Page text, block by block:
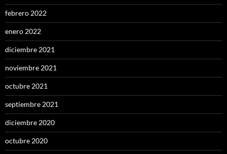
febrero 2022
enero 2022
diciembre 2021
noviembre 2021
octubre 2021
septiembre 2021
diciembre 2020
octubre 2020